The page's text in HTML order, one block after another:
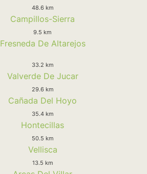
48.6 km
Campillos-Sierra
9.5 km
Fresneda De Altarejos
33.2 km
Valverde De Jucar
29.6 km
Cañada Del Hoyo
35.4 km
Hontecillas
50.5 km
Vellisca
13.5 km